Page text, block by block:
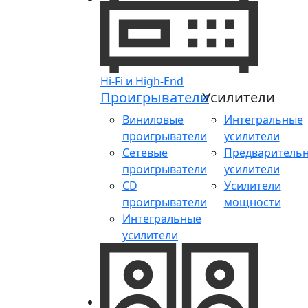
Hi-Fi и High-End
Проигрыватели
Виниловые
проигрыватели
Сетевые
проигрыватели
CD
проигрыватели
Интегральные
усилители
Усилители
Интегральные
усилители
усилители
Усилители
мощности